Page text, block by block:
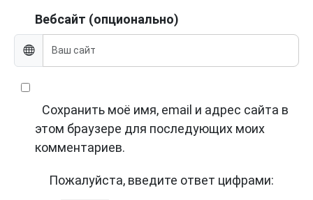
Вебсайт (опционально)
Сохранить моё имя, email и адрес сайта в
этом браузере для последующих моих
комментариев.
Пожалуйста, введите ответ цифрами: